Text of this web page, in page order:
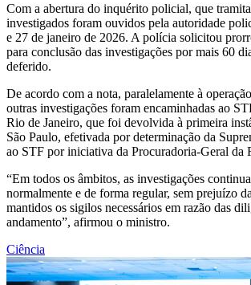
Com a abertura do inquérito policial, que
investigados foram ouvidos pela autoridade
e 27 de janeiro de 2026. A polícia solicitou
para conclusão das investigações por mais 60
deferido.
De acordo com a nota, paralelamente à
outras investigações foram encaminhadas ao
Rio de Janeiro, que foi devolvida à primeira
São Paulo, efetivada por determinação da
ao STF por iniciativa da Procuradoria-Geral da
“Em todos os âmbitos, as investigações
normalmente e de forma regular, sem prejuízo
mantidos os sigilos necessários em razão das
andamento”, afirmou o ministro.
Ciência